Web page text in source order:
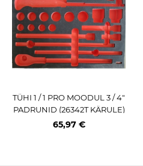
TÜHI 1 / 1 PRO MOODUL 3 / 4"
PADRUNID (26342T KÄRULE)
TRIUMF
65,97 €